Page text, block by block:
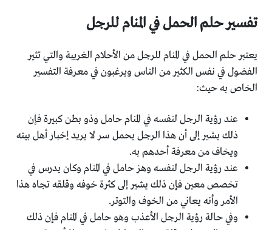
تفسير حلم الحمل في المنام للرجل
يعتبر حلم الحمل في المنام للرجل من الأحلام الغريبة والتي تثير
الفضول في نفس الكثير من الناس ويرغبون في معرفة التفسير
الخاص به حيث:
عند رؤية الرجل لنفسه في المنام حامل وذو بطن كبيرة فإن
ذلك يشير إلى أن هذا الرجل يحمل سر لا يريد إخبار أهل بيته
ويخاف من معرفة أحدهم به.
عند رؤية الرجل لنفسه وهز حامل في المنام وكان يدرس في
تخصص معين فإن ذلك يشير إلى كثرة خوفه وقلقه تجاه هذا
الأمر وأنه يعاني من الخوف والتوتر.
وفي حالة رؤية الرجل الأعذب وهو حامل في المنام فإن ذلك